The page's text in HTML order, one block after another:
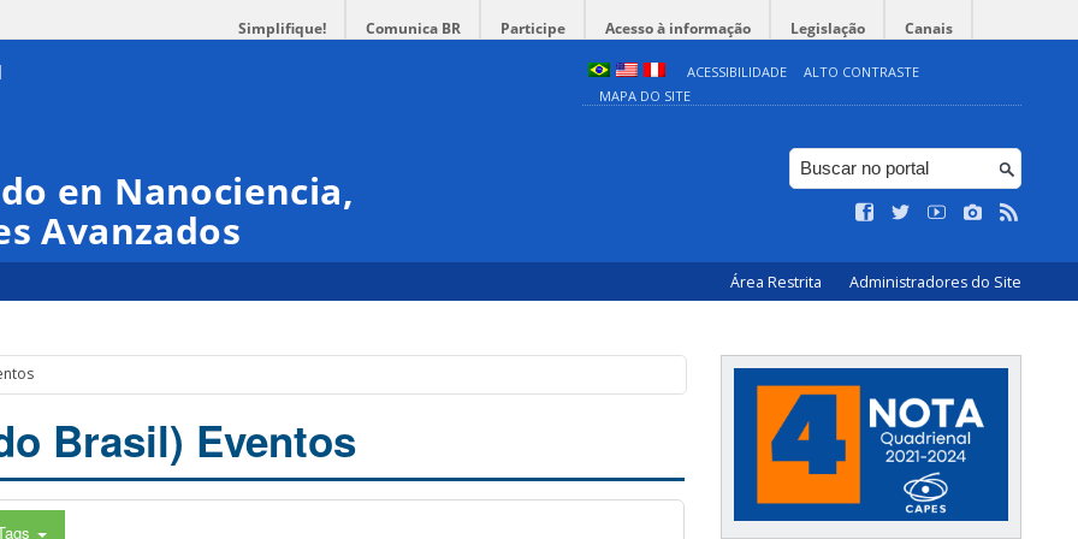
Simplifique! Comunica BR Participe Acesso à informação Legislação Canais
ACESSIBILIDADE
ALTO CONTRASTE
MAPA DO SITE
en Nanociencia,
Avanzados
Área Restrita Administradores do Site
Brasil) Eventos